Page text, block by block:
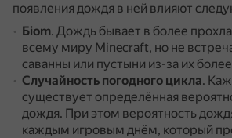
появления дождя в ней влияют
Бiom. Дождь бывает в более
всему миру Minecraft, но не
саванны или пустыни из-за их
Случайность погодного цикла.
существует определённая
дождя. При этом вероятность
каждым игровым днём, который